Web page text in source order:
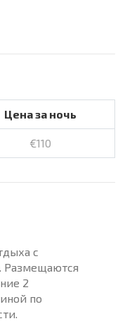
Цена за ночь
€110
с
Размещаются
2
по